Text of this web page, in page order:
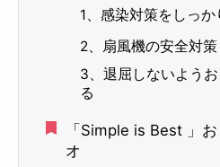
1、感染対策をしっか
2、扇風機の安全対策
3、退屈しないよう
る
「Simple is Best 」
オ